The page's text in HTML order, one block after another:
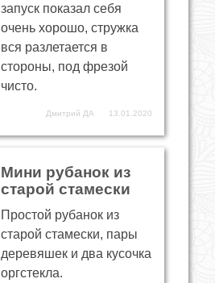
запуск показал себя
очень хорошо, стружка
вся разлетается в
стороны, под фрезой
чисто.
Дмитрий ДА 13.01.2020
Мини рубанок из
старой стамески
Простой рубанок из
старой стамески, пары
деревяшек и два кусочка
оргстекла.